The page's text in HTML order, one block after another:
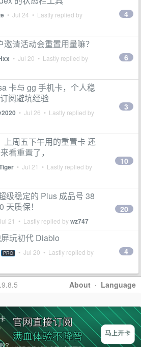
• Jul 24 • Lastly replied by 4
请活动会重置用量嘛？
• Jul 20 • Lastly replied by 6
卡与 gg 手机卡，个人稳
阅避坑经验
• Jul 26 • Lastly replied by
3
上周五下午用的重置卡 还
看重置了，
• Jul 21 • Lastly replied by
10
级稳定的 Plus 成品号 38
天质保！
21 • Lastly replied bywz747
20
玩初代 Diablo
PRO • Jul 20 • Lastly replied by 4
About · Language